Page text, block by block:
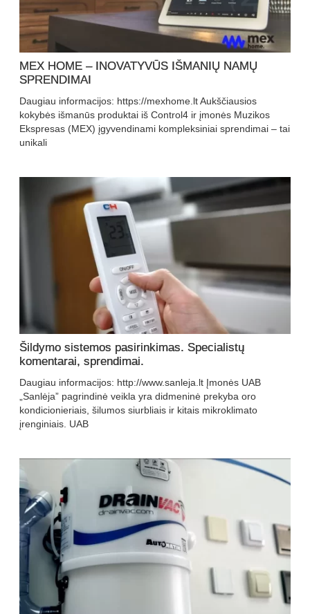
MEX HOME – INOVATYVŪS IŠMANIŲ NAMŲ
SPRENDIMAI
Daugiau informacijos: https://mexhome.lt Aukščiausios
kokybės išmanūs produktai iš Control4 ir įmonės Muzikos
Ekspresas (MEX) įgyvendinami kompleksiniai sprendimai – tai
unikali
Šildymo sistemos pasirinkimas. Specialistų
komentarai, sprendimai.
Daugiau informacijos: http://www.sanleja.lt Įmonės UAB
„Sanlėja” pagrindinė veikla yra didmeninė prekyba oro
kondicionieriais, šilumos siurbliais ir kitais mikroklimato
įrenginiais. UAB